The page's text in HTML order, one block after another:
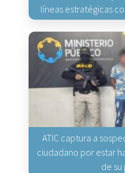
líneas estratégicas
ATIC captura a
ciudadano por estar
de